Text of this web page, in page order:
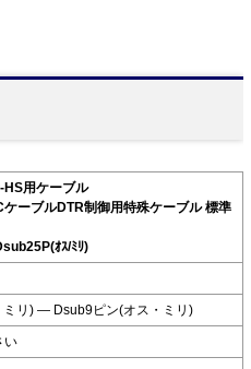
用ケーブル
ーブルDTR制御用特殊ケーブル 標準
ｵｽ/ﾐﾘ)
ミリ) ― Dsub9ピン(オス・ミリ)
い